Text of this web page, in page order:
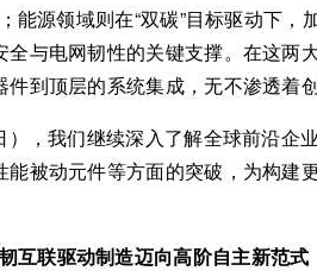
源领域则在“双碳”目标驱动下，
与电网韧性的关键支撑。在这两
到顶层的系统集成，无不渗透着创
，我们继续深入了解全球前沿企
被动元件等方面的突破，为构建
互联驱动制造迈向高阶自主新范式